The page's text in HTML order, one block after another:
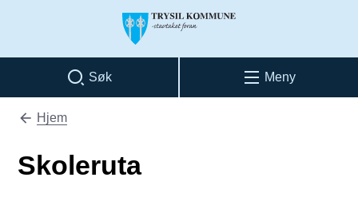
Trysil kommune
Søk Meny
Du er her:
Hjem
Skoleruta